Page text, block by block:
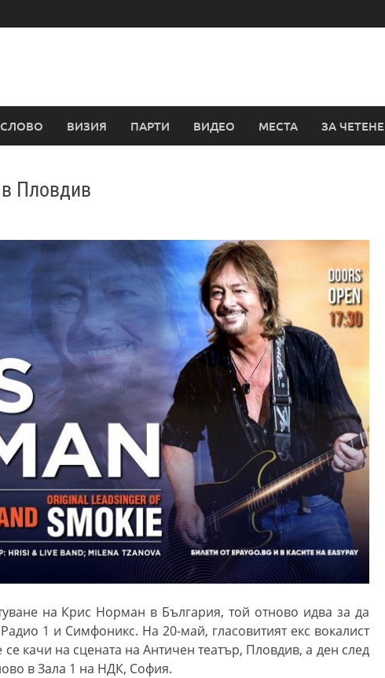
СЛОВО ВИЗИЯ ПАРТИ ВИДЕО МЕСТА ЗА ЧЕТЕНЕ
Пловдив
на Крис Норман в България, той отново идва за да
1 и Симфоникс. На 20-май, гласовитият екс вокалист
се качи на сцената на Античен театър, Пловдив, а ден след
в Зала 1 на НДК, София.